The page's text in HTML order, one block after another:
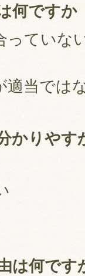
何ですか
っていな
適当では
かりやす
は何です